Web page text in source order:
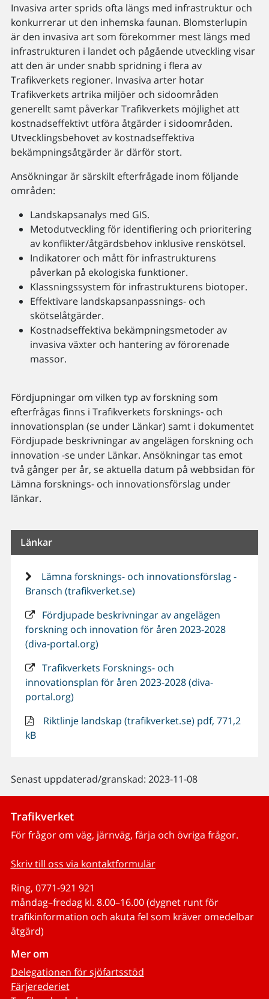
Invasiva arter sprids ofta längs med infrastruktur och
konkurrerar ut den inhemska faunan. Blomsterlupin
är den invasiva art som förekommer mest längs med
infrastrukturen i landet och pågående utveckling visar
att den är under snabb spridning i flera av
Trafikverkets regioner. Invasiva arter hotar
Trafikverkets artrika miljöer och sidoområden
generellt samt påverkar Trafikverkets möjlighet att
kostnadseffektivt utföra åtgärder i sidoområden.
Utvecklingsbehovet av kostnadseffektiva
bekämpningsåtgärder är därför stort.
Ansökningar är särskilt efterfrågade inom följande
områden:
Landskapsanalys med GIS.
Metodutveckling för identifiering och prioritering
av konflikter/åtgärdsbehov inklusive renskötsel.
Indikatorer och mått för infrastrukturens
påverkan på ekologiska funktioner.
Klassningssystem för infrastrukturens biotoper.
Effektivare landskapsanpassnings- och
skötselåtgärder.
Kostnadseffektiva bekämpningsmetoder av
invasiva växter och hantering av förorenade
massor.
Fördjupningar om vilken typ av forskning som
efterfrågas finns i Trafikverkets forsknings- och
innovationsplan (se under Länkar) samt i dokumentet
Fördjupade beskrivningar av angelägen forskning och
innovation -se under Länkar. Ansökningar tas emot
två gånger per år, se aktuella datum på webbsidan för
Lämna forsknings- och innovationsförslag under
länkar.
Länkar
Lämna forsknings- och innovationsförslag -
Bransch (trafikverket.se)
Fördjupade beskrivningar av angelägen
forskning och innovation för åren 2023-2028
(diva-portal.org)
Trafikverkets Forsknings- och
innovationsplan för åren 2023-2028 (diva-
portal.org)
Riktlinje landskap (trafikverket.se) pdf, 771,2
kB
Senast uppdaterad/granskad: 2023-11-08
Trafikverket
För frågor om väg, järnväg, färja och övriga frågor.
Skriv till oss via kontaktformulär
Ring, 0771-921 921
måndag–fredag kl. 8.00–16.00 (dygnet runt för
trafikinformation och akuta fel som kräver omedelbar
åtgärd)
Mer om
Delegationen för sjöfartsstöd
Färjerederiet